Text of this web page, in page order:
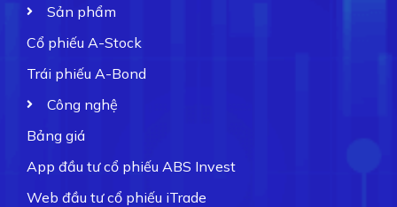
Sản phẩm
Cổ phiếu A-Stock
Trái phiếu A-Bond
Công nghệ
Bảng giá
App đầu tư cổ phiếu ABS Invest
Web đầu tư cổ phiếu iTrade